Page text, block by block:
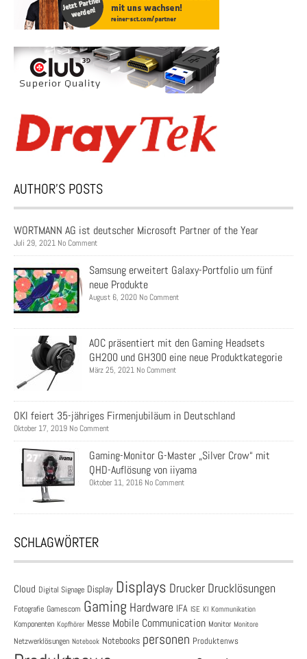
AUTHOR’S POSTS
WORTMANN AG ist deutscher Microsoft Partner of the Year
Juli 29, 2021 No Comment
Samsung erweitert Galaxy-Portfolio um fünf
neue Produkte
August 6, 2020 No Comment
AOC präsentiert mit den Gaming Headsets
GH200 und GH300 eine neue Produktkategorie
März 25, 2021 No Comment
OKI feiert 35-jähriges Firmenjubiläum in Deutschland
Oktober 17, 2019 No Comment
Gaming-Monitor G-Master „Silver Crow“ mit
QHD-Auflösung von iiyama
Oktober 11, 2016 No Comment
SCHLAGWÖRTER
Cloud Digital Signage Display Displays Drucker Drucklösungen
Fotografie Gamescom Gaming Hardware IFA ISE KI Kommunikation
Komponenten Kopfhörer Messe Mobile Communication Monitor Monitore
Netzwerklösungen Notebook Notebooks personen Produktenws